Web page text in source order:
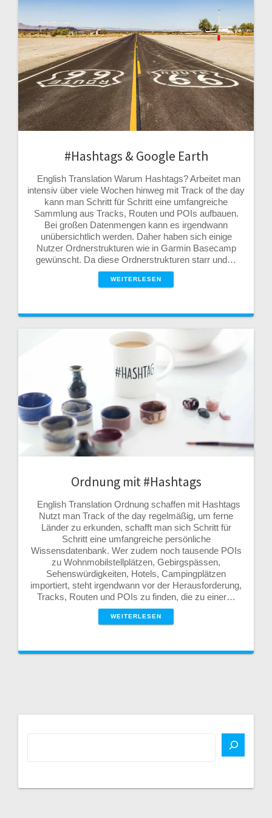
#Hashtags & Google Earth
English Translation Warum Hashtags? Arbeitet man
intensiv über viele Wochen hinweg mit Track of the day
kann man Schritt für Schritt eine umfangreiche
Sammlung aus Tracks, Routen und POIs aufbauen.
Bei großen Datenmengen kann es irgendwann
unübersichtlich werden. Daher haben sich einige
Nutzer Ordnerstrukturen wie in Garmin Basecamp
gewünscht. Da diese Ordnerstrukturen starr und…
WEITERLESEN
Ordnung mit #Hashtags
English Translation Ordnung schaffen mit Hashtags
Nutzt man Track of the day regelmäßig, um ferne
Länder zu erkunden, schafft man sich Schritt für
Schritt eine umfangreiche persönliche
Wissensdatenbank. Wer zudem noch tausende POIs
zu Wohnmobilstellplätzen, Gebirgspässen,
Sehenswürdigkeiten, Hotels, Campingplätzen
importiert, steht irgendwann vor der Herausforderung,
Tracks, Routen und POIs zu finden, die zu einer…
WEITERLESEN